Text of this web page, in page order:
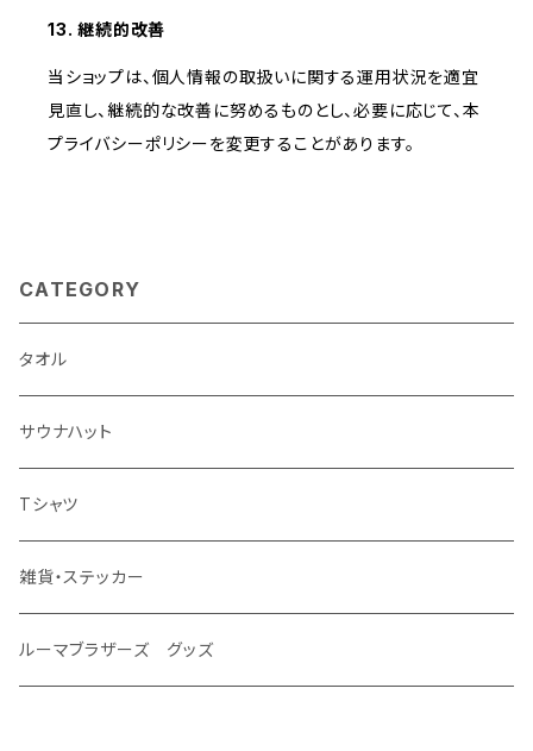
13. 継続的改善
当ショップは、個人情報の取扱いに関する運用状況を適宜
見直し、継続的な改善に努めるものとし、必要に応じて、本
プライバシーポリシーを変更することがあります。
CATEGORY
タオル
サウナハット
Tシャツ
雑貨・ステッカー
ルーマブラザーズ グッズ